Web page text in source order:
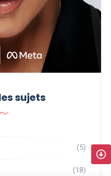
sujets
(5)
(18)